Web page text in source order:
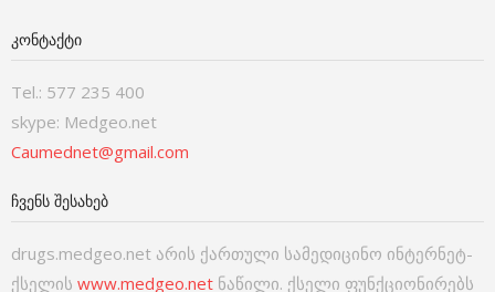
ᲙᲝᲜᲢᲐᲥᲢᲘ
Tel.: 577 235 400
skype: Medgeo.net
Caumednet@gmail.com
ᲩᲕᲔᲜᲡ ᲨᲔᲡᲐᲮᲔᲑ
drugs.medgeo.net არის ქართული სამედიცინო ინტერნეტ-
ქსელის www.medgeo.net ნაწილი. ქსელი ფუნქციონირებს